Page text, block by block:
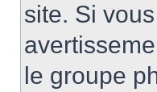
site. Si
le groupe